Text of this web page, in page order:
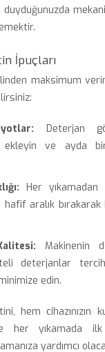
İpuçları
maksimum
Deterjan
ekleyin ve ayda
Her
hafif aralık bırakarak
Makinenin
deterjanlar
edin.
hem cihazınızın
her yıkamada
yardımcı